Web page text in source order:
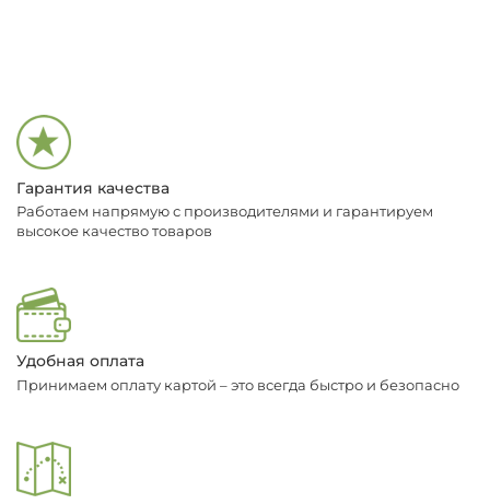
Гарантия качества
Работаем напрямую с производителями и гарантируем
высокое качество товаров
Удобная оплата
Принимаем оплату картой – это всегда быстро и безопасно